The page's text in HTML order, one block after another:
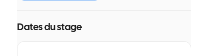
Dates du stage